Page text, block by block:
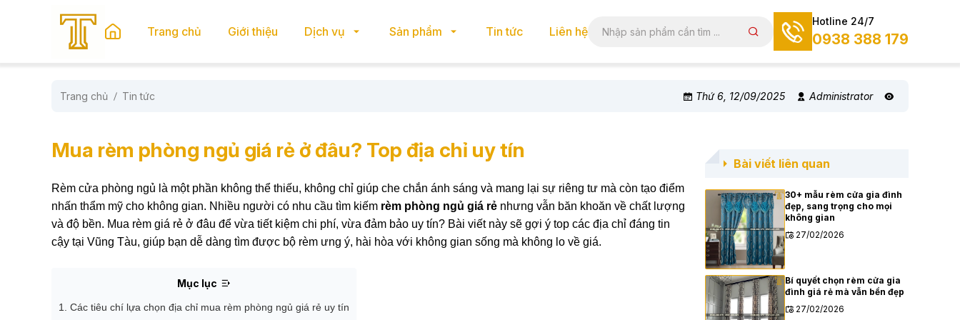
Trang chủ Giới thiệu Dịch vụ Sản phẩm Tin tức Liên hệ
Hotline 24/7
0938 388 179
Trang chủ Tin tức Thứ 6, 12/09/2025 Administrator
Mua rèm phòng ngủ giá rẻ ở đâu? Top địa chỉ uy tín
Rèm cửa phòng ngủ là một phần không thể thiếu, không chỉ giúp che chắn ánh sáng và mang lại sự riêng tư mà còn tạo điểm
nhấn thẩm mỹ cho không gian. Nhiều người có nhu cầu tìm kiếm rèm phòng ngủ giá rẻ nhưng vẫn băn khoăn về chất lượng
và độ bền. Mua rèm giá rẻ ở đâu để vừa tiết kiệm chi phí, vừa đảm bảo uy tín? Bài viết này sẽ gợi ý top các địa chỉ đáng tin
cậy tại Vũng Tàu, giúp bạn dễ dàng tìm được bộ rèm ưng ý, hài hòa với không gian sống mà không lo về giá.
Mục lục
1. Các tiêu chí lựa chọn địa chỉ mua rèm phòng ngủ giá rẻ uy tín
Bài viết liên quan
30+ mẫu rèm cửa gia đình
đẹp, sang trọng cho mọi
không gian
27/02/2026
Bí quyết chọn rèm cửa gia
đình giá rẻ mà vẫn bền đẹp
27/02/2026